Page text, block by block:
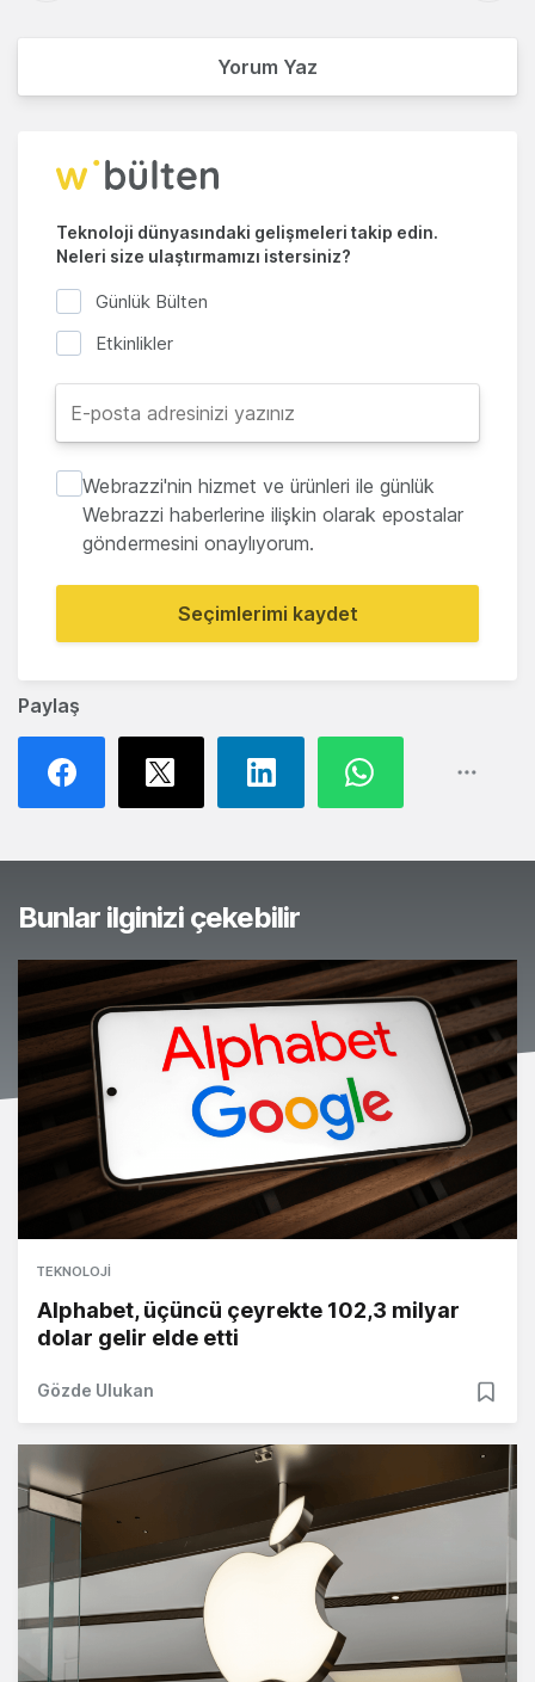
Paylaş
Yorum Yaz
Teknoloji dünyasındaki gelişmeleri takip edin.
Neleri size ulaştırmamızı istersiniz?
Günlük Bülten
Etkinlikler
Webrazzi'nin hizmet ve ürünleri ile günlük
Webrazzi haberlerine ilişkin olarak epostalar
göndermesini onaylıyorum.
Seçimlerimi kaydet
Bunlar ilginizi çekebilir
TEKNOLOJI
Alphabet, üçüncü çeyrekte 102,3 milyar
dolar gelir elde etti
Gözde Ulukan